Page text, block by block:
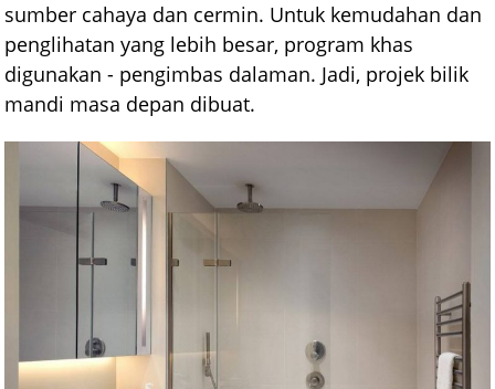
sumber cahaya dan cermin. Untuk kemudahan dan
penglihatan yang lebih besar, program khas
digunakan - pengimbas dalaman. Jadi, projek bilik
mandi masa depan dibuat.